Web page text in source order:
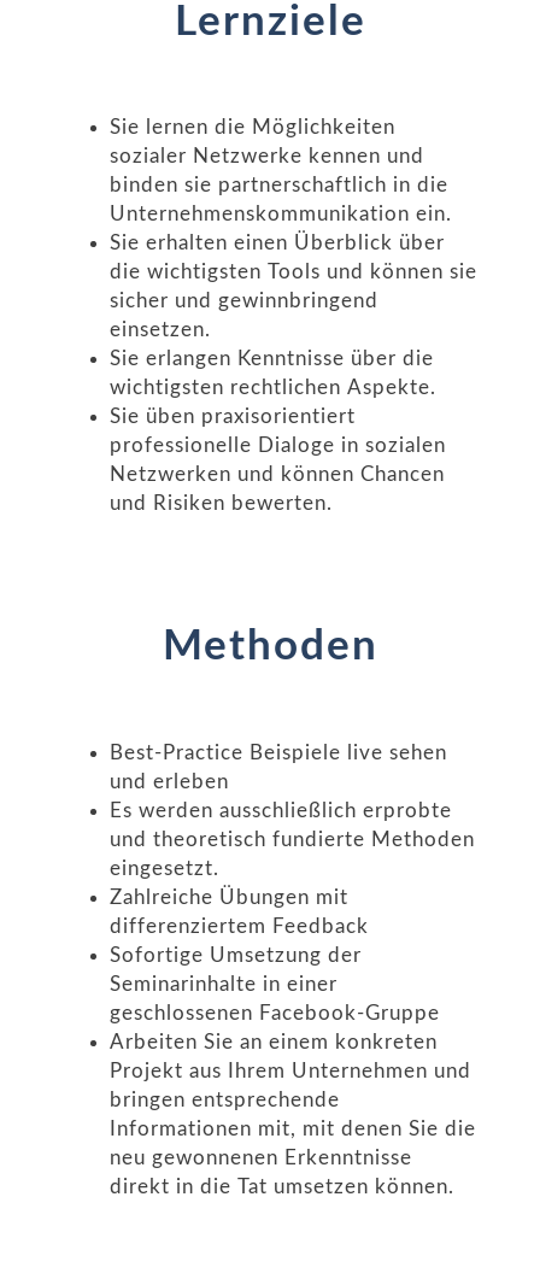
Lernziele
Sie lernen die Möglichkeiten
sozialer Netzwerke kennen und
binden sie partnerschaftlich in die
Unternehmenskommunikation ein.
Sie erhalten einen Überblick über
die wichtigsten Tools und können sie
sicher und gewinnbringend
einsetzen.
Sie erlangen Kenntnisse über die
wichtigsten rechtlichen Aspekte.
Sie üben praxisorientiert
professionelle Dialoge in sozialen
Netzwerken und können Chancen
und Risiken bewerten.
Methoden
Best-Practice Beispiele live sehen
und erleben
Es werden ausschließlich erprobte
und theoretisch fundierte Methoden
eingesetzt.
Zahlreiche Übungen mit
differenziertem Feedback
Sofortige Umsetzung der
Seminarinhalte in einer
geschlossenen Facebook-Gruppe
Arbeiten Sie an einem konkreten
Projekt aus Ihrem Unternehmen und
bringen entsprechende
Informationen mit, mit denen Sie die
neu gewonnenen Erkenntnisse
direkt in die Tat umsetzen können.